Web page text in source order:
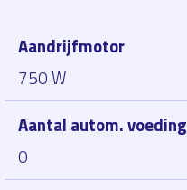
Aandrijfmotor
750 W
Aantal autom. voeding
0